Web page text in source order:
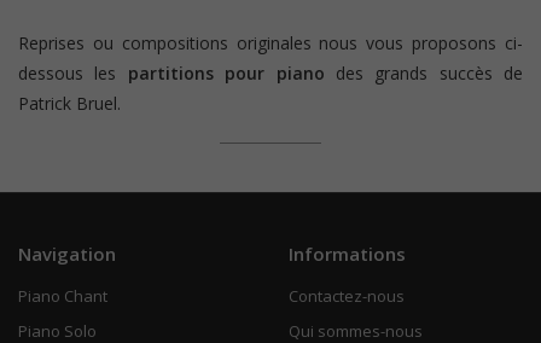
Reprises ou compositions originales nous vous proposons ci-
dessous les partitions pour piano des grands succès de
Patrick Bruel.
Navigation
Piano Chant
Piano Solo
Informations
Contactez-nous
Qui sommes-nous